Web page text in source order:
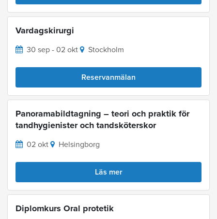
Vardagskirurgi
30 sep - 02 okt Stockholm
Reservanmälan
Panoramabildtagning – teori och praktik för
tandhygienister och tandsköterskor
02 okt Helsingborg
Läs mer
Diplomkurs Oral protetik